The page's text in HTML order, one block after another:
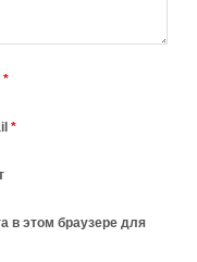
*
*
в этом браузере для